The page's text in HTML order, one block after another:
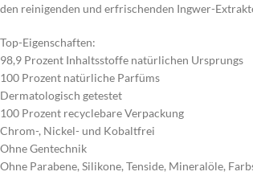
den reinigenden und erfrischenden Ingwer-
Top-Eigenschaften:
98,9 Prozent Inhaltsstoffe natürlichen Ursprungs
100 Prozent natürliche Parfüms
Dermatologisch getestet
100 Prozent recyclebare Verpackung
Chrom-, Nickel- und Kobaltfrei
Ohne Gentechnik
Ohne Parabene, Silikone, Tenside, Mineralöle,